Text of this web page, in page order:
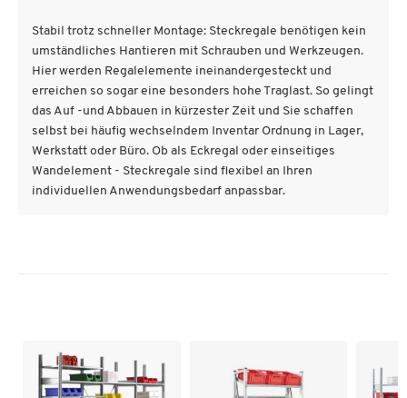
Stabil trotz schneller Montage: Steckregale benötigen kein
umständliches Hantieren mit Schrauben und Werkzeugen.
Hier werden Regalelemente ineinandergesteckt und
erreichen so sogar eine besonders hohe Traglast. So gelingt
das Auf -und Abbauen in kürzester Zeit und Sie schaffen
selbst bei häufig wechselndem Inventar Ordnung in Lager,
Werkstatt oder Büro. Ob als Eckregal oder einseitiges
Wandelement - Steckregale sind flexibel an Ihren
individuellen Anwendungsbedarf anpassbar.